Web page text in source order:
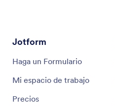
Jotform
Haga un Formulario
Mi espacio de trabajo
Precios